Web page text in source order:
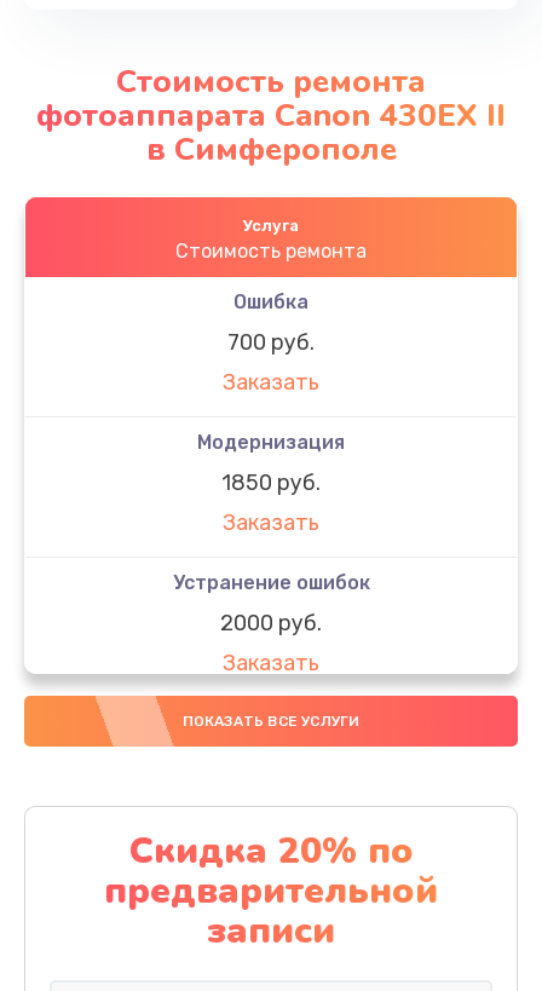
Стоимость ремонта
фотоаппарата Canon 430EX II
в Симферополе
Услуга
Стоимость ремонта
Ошибка
700 руб.
Заказать
Модернизация
1850 руб.
Заказать
Устранение ошибок
2000 руб.
Заказать
Ремонт после залития
Заказать
Ремонт электроплаты
1320 руб.
Заказать
ПОКАЗАТЬ ВСЕ УСЛУГИ
Скидка 20% по
предварительной
записи